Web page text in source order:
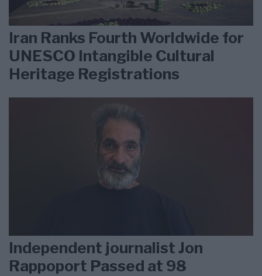
Iran Ranks Fourth Worldwide for
UNESCO Intangible Cultural
Heritage Registrations
Independent journalist Jon
Rappoport Passed at 98